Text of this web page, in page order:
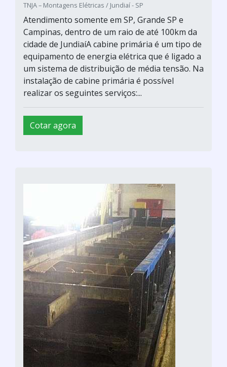
TNJA – Montagens Elétricas / Jundiaí - SP
Atendimento somente em SP, Grande SP e
Campinas, dentro de um raio de até 100km da
cidade de JundiaíA cabine primária é um tipo de
equipamento de energia elétrica que é ligado a
um sistema de distribuição de média tensão. Na
instalação de cabine primária é possível
realizar os seguintes serviços:...
Cotar agora